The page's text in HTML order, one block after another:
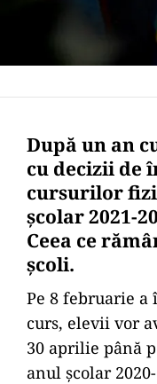
După un an
cu decizii de
cursurilor
școlar 2021-
Ceea ce
școli.
Pe 8 februarie
curs, elevii vor
30 aprilie până
anul școlar